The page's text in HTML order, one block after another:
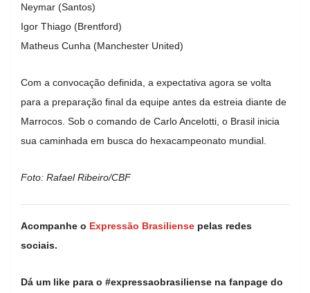
Neymar (Santos)
Igor Thiago (Brentford)
Matheus Cunha (Manchester United)
Com a convocação definida, a expectativa agora se volta
para a preparação final da equipe antes da estreia diante de
Marrocos. Sob o comando de Carlo Ancelotti, o Brasil inicia
sua caminhada em busca do hexacampeonato mundial.
Foto: Rafael Ribeiro/CBF
Acompanhe o Expressão Brasiliense pelas redes
sociais.
Dá um like para o #expressaobrasiliense na fanpage do